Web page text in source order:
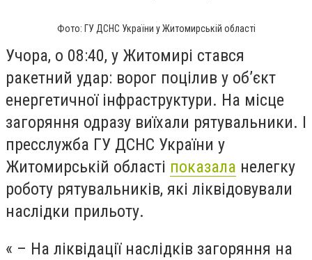
Фото: ГУ ДСНС України у Житомирській області
Учора, о 08:40, у Житомирі стався
ракетний удар: ворог поцілив у об’єкт
енергетичної інфраструктури. На місце
загоряння одразу виїхали рятувальники. І
пресслужба ГУ ДСНС України у
Житомирській області показала нелегку
роботу рятувальників, які ліквідовували
наслідки прильоту.
« – На ліквідації наслідків загоряння на